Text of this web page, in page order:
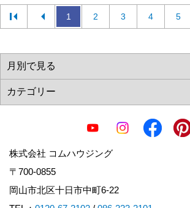
1 2 3 4 5
株式会社 コムハウジング
〒700-0855
岡山市北区十日市中町6-22